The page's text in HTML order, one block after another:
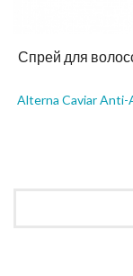
Спрей для
Alterna Caviar Anti-